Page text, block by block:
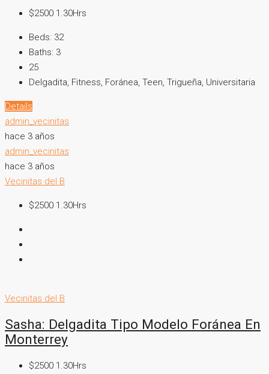
$2500 1.30Hrs
Beds: 32
Baths: 3
25
Delgadita, Fitness, Foránea, Teen, Trigueña, Universitaria
Details
admin_vecinitas
hace 3 años
admin_vecinitas
hace 3 años
Vecinitas del B
$2500 1.30Hrs
Vecinitas del B
Sasha: Delgadita Tipo Modelo Foránea En
Monterrey
$2500 1.30Hrs